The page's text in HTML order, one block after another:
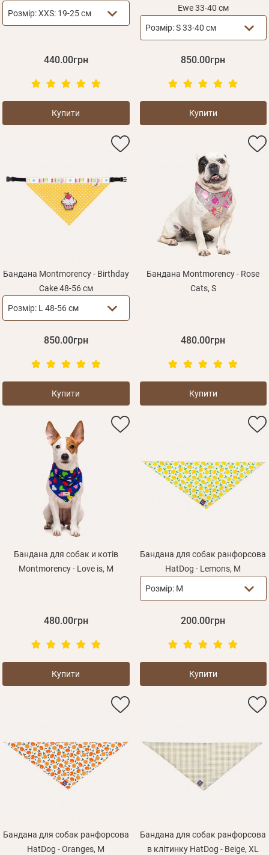
Розмір:XXS: 19-25 см
440.00грн
Купити
Ewe 33-40 см
Розмір:S 33-40 см
850.00грн
Купити
Бандана Montmorency - Birthday
Cake 48-56 см
Розмір: L 48-56 см
850.00грн
Купити
Бандана Montmorency - Rose
Cats, S
480.00грн
Купити
Бандана для собак и котів
Montmorency - Love is, M
480.00грн
Купити
Бандана для собак ранфорсова
HatDog - Lemons, M
Розмір: M
200.00грн
Купити
Бандана для собак ранфорсова
HatDog - Oranges, M
Бандана для собак ранфорсова
в клітинку HatDog - Beige, XL
Зареєструватися